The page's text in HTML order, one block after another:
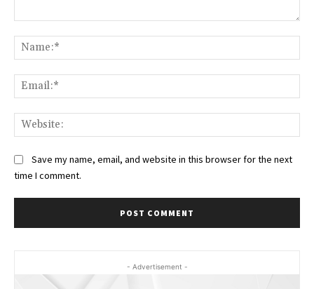
Save my name, email, and website in this browser for the next
time I comment.
- Advertisement -